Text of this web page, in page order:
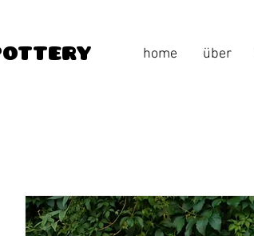
home über